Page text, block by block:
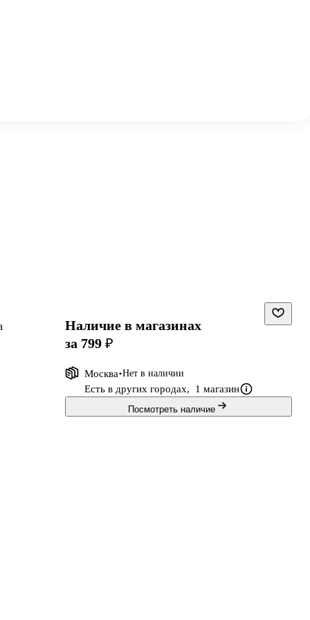
Наличие в магазинах
за 799 ₽
Москва Нет в наличии
Есть в других городах, 1 магазин
Посмотреть наличие